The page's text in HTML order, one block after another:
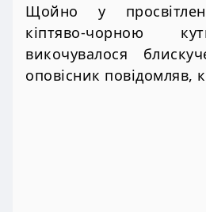
Щойно у
кіптяво-чорною
викочувалося
оповісник повідомляв,